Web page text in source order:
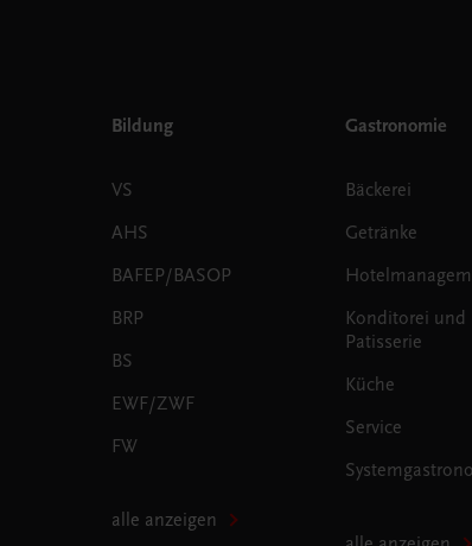
Bildung
VS
AHS
BAFEP/BASOP
BRP
BS
EWF/ZWF
FW
alle anzeigen
Gastronomie
Bäckerei
Getränke
Konditorei und
Patisserie
Küche
Service